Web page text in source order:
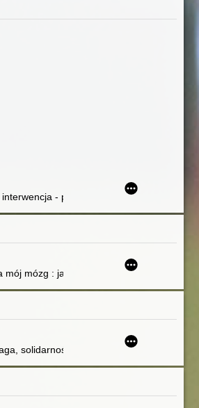
emocjonalnymi spastycznym ,
- praktyczne sposoby pomocy
: proste ćwiczenia mózgu na każdy dzień.
mój mózg : jak lepiej go zrozumieć i
potencjalnie wykluczające kobiety ofiary
solidarność : upełnomocnienie jako